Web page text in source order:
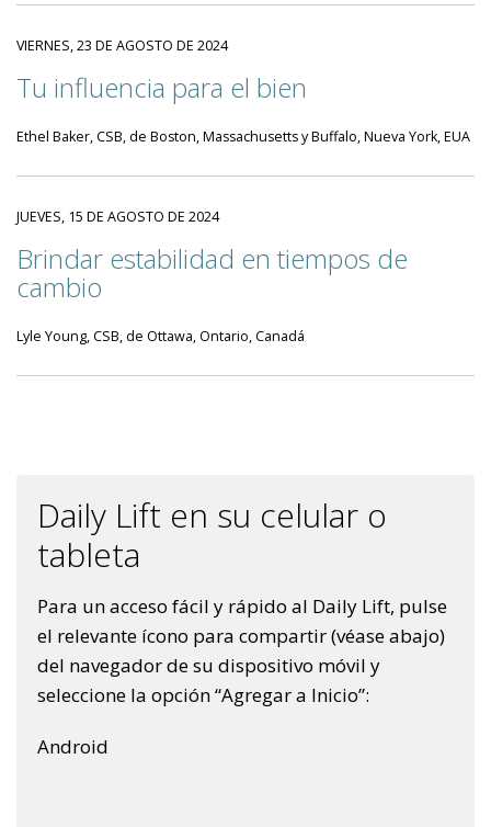
VIERNES, 23 DE AGOSTO DE 2024
Tu influencia para el bien
Ethel Baker, CSB, de Boston, Massachusetts y Buffalo, Nueva York, EUA
JUEVES, 15 DE AGOSTO DE 2024
Brindar estabilidad en tiempos de
cambio
Lyle Young, CSB, de Ottawa, Ontario, Canadá
Daily Lift en su celular o
tableta
Para un acceso fácil y rápido al Daily Lift, pulse
el relevante ícono para compartir (véase abajo)
del navegador de su dispositivo móvil y
seleccione la opción “Agregar a Inicio”:
Android